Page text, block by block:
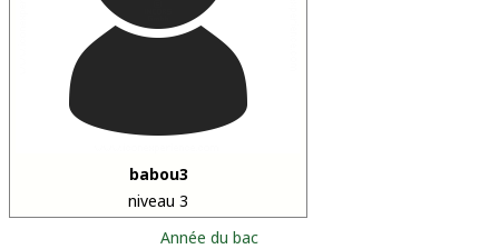
babou3
niveau 3
Année du bac